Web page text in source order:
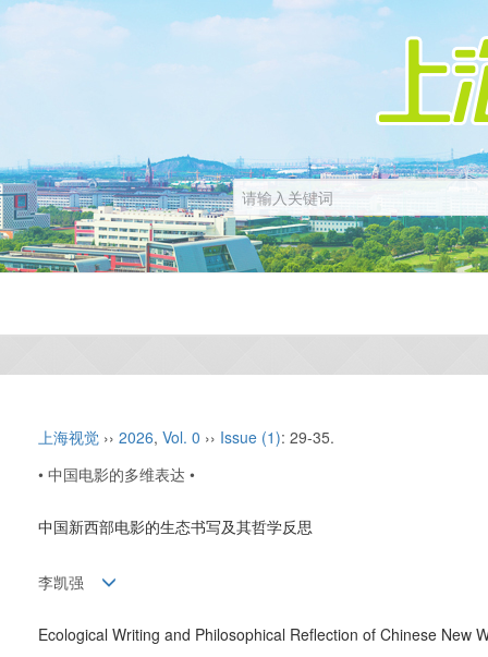
上海视觉 ›› 2026, Vol. 0 ›› Issue (1): 29-35.
• 中国电影的多维表达 •
中国新西部电影的生态书写及其哲学反思
李凯强
Ecological Writing and Philosophical Reflection of Chinese New